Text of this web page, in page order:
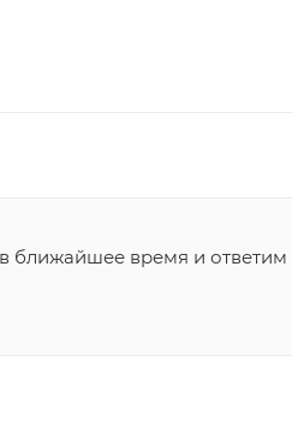
ближайшее время и